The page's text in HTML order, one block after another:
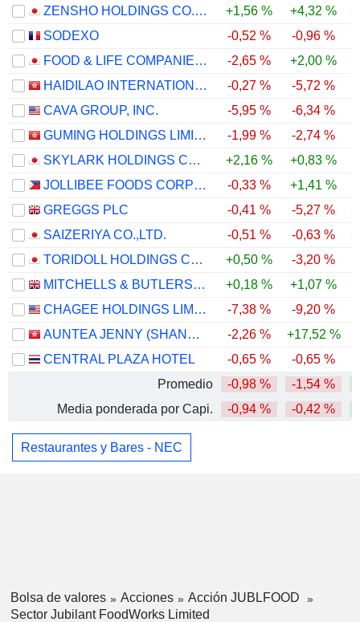
ZENSHO HOLDINGS CO., LTD.
+1,56 % +4,32 %
SODEXO
-0,52 % -0,96 %
FOOD & LIFE COMPANIES LTD.
-2,65 % +2,00 %
HAIDILAO INTERNATIONAL HOLDING LTD.
-0,27 % -5,72 %
CAVA GROUP, INC.
-5,95 % -6,34 %
GUMING HOLDINGS LIMITED
-1,99 % -2,74 %
SKYLARK HOLDINGS CO., LTD.
+2,16 % +0,83 %
JOLLIBEE FOODS CORPORATION
-0,33 % +1,41 %
GREGGS PLC
-0,41 % -5,27 %
SAIZERIYA CO.,LTD.
-0,51 % -0,63 %
TORIDOLL HOLDINGS CORPORATION
+0,50 % -3,20 %
MITCHELLS & BUTLERS PLC
+0,18 % +1,07 %
CHAGEE HOLDINGS LIMITED
-7,38 % -9,20 %
AUNTEA JENNY (SHANGHAI) INDUSTRIAL CO., LTD.
-2,26 % +17,52 %
CENTRAL PLAZA HOTEL
-0,65 % -0,65 %
Promedio
-0,98 % -1,54 %
Media ponderada por Capi.
-0,94 % -0,42 %
Restaurantes y Bares - NEC
Bolsa de valores Acciones
Acción JUBLFOOD
Sector Jubilant FoodWorks Limited